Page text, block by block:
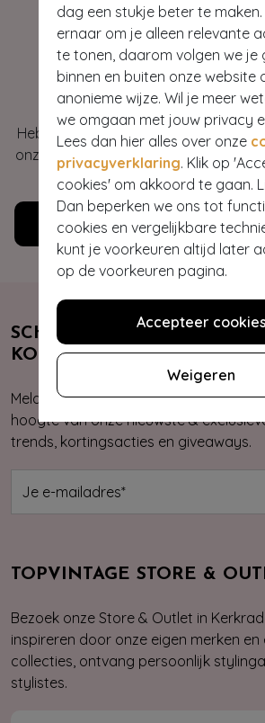
dag een stukje beter te
ernaar om je alleen relevante
te tonen, daarom volgen we je
binnen en buiten onze website
anonieme wijze. Wil je meer
we omgaan met jouw privacy
Lees dan hier alles over onze
privacyverklaring. Klik op
cookies' om akkoord te gaan.
Dan beperken we ons tot
cookies en vergelijkbare
kunt je voorkeuren altijd later
op de voorkeuren pagina.
Accepteer cookies
Weigeren
Hey
Heb je vragen of heb je hulp nodig
onze veelgestelde vragen of neem
klantenservice. Wij helpen
Klantenservice
SCHRIJF JE NU IN &
KORTING
Meld je aan voor onze nieuwsbrief.
hoogte van onze nieuwste &
trends, kortingsacties en giveaways.
TOPVINTAGE STORE &
Bezoek onze Store & Outlet in
inspireren door onze eigen merken en
collecties, ontvang persoonlijk
stylistes.